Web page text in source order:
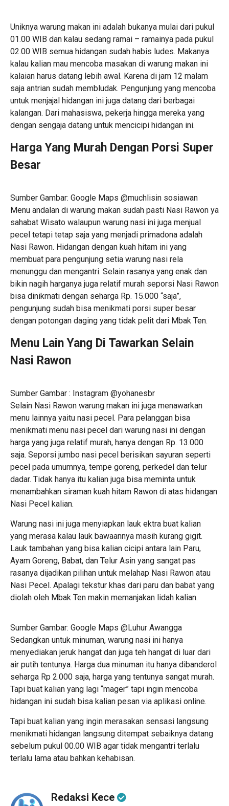
Uniknya warung makan ini adalah bukanya mulai dari pukul
01.00 WIB dan kalau sedang ramai – ramainya pada pukul
02.00 WIB semua hidangan sudah habis ludes. Makanya
kalau kalian mau mencoba masakan di warung makan ini
kalaian harus datang lebih awal. Karena di jam 12 malam
saja antrian sudah membludak. Pengunjung yang mencoba
untuk menjajal hidangan ini juga datang dari berbagai
kalangan. Dari mahasiswa, pekerja hingga mereka yang
dengan sengaja datang untuk mencicipi hidangan ini.
Harga Yang Murah Dengan Porsi Super
Besar
Sumber Gambar: Google Maps @muchlisin sosiawan
Menu andalan di warung makan sudah pasti Nasi Rawon ya
sahabat Wisato walaupun warung nasi ini juga menjual
pecel tetapi tetap saja yang menjadi primadona adalah
Nasi Rawon. Hidangan dengan kuah hitam ini yang
membuat para pengunjung setia warung nasi rela
menunggu dan mengantri. Selain rasanya yang enak dan
bikin nagih harganya juga relatif murah seporsi Nasi Rawon
bisa dinikmati dengan seharga Rp. 15.000 “saja”,
pengunjung sudah bisa menikmati porsi super besar
dengan potongan daging yang tidak pelit dari Mbak Ten.
Menu Lain Yang Di Tawarkan Selain
Nasi Rawon
Sumber Gambar : Instagram @yohanesbr
Selain Nasi Rawon warung makan ini juga menawarkan
menu lainnya yaitu nasi pecel. Para pelanggan bisa
menikmati menu nasi pecel dari warung nasi ini dengan
harga yang juga relatif murah, hanya dengan Rp. 13.000
saja. Seporsi jumbo nasi pecel berisikan sayuran seperti
pecel pada umumnya, tempe goreng, perkedel dan telur
dadar. Tidak hanya itu kalian juga bisa meminta untuk
menambahkan siraman kuah hitam Rawon di atas hidangan
Nasi Pecel kalian.
Warung nasi ini juga menyiapkan lauk ektra buat kalian
yang merasa kalau lauk bawaannya masih kurang gigit.
Lauk tambahan yang bisa kalian cicipi antara lain Paru,
Ayam Goreng, Babat, dan Telur Asin yang sangat pas
rasanya dijadikan pilihan untuk melahap Nasi Rawon atau
Nasi Pecel. Apalagi tekstur khas dari paru dan babat yang
diolah oleh Mbak Ten makin memanjakan lidah kalian.
Sumber Gambar: Google Maps @Luhur Awangga
Sedangkan untuk minuman, warung nasi ini hanya
menyediakan jeruk hangat dan juga teh hangat di luar dari
air putih tentunya. Harga dua minuman itu hanya dibanderol
seharga Rp 2.000 saja, harga yang tentunya sangat murah.
Tapi buat kalian yang lagi “mager” tapi ingin mencoba
hidangan ini sudah bisa kalian pesan via aplikasi online.
Tapi buat kalian yang ingin merasakan sensasi langsung
menikmati hidangan langsung ditempat sebaiknya datang
sebelum pukul 00.00 WIB agar tidak mengantri terlalu
terlalu lama atau bahkan kehabisan.
Redaksi Kece